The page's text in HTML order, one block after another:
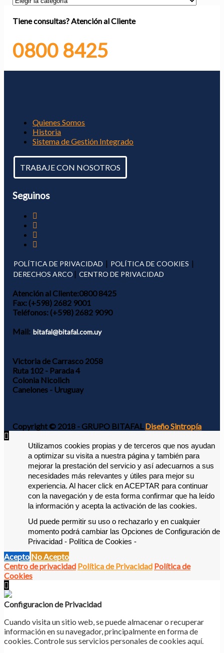
del
Sitio
Tiene consultas?Atención al Cliente
0800 8425
Quienes Somos
Historia
Sistema de Gestión Integrado
TRABAJE CON NOSOTROS
Seguinos
POLÍTICA DE PRIVACIDAD | POLÍTICA DE COOKIES |
DERECHOS ARCO | CENTRO DE PRIVACIDAD
Atención al Cliente:0800 8425
Fax:(+598) 2682 9001
Teléfonos:(+598) 2682 9090
Mail: bitafal@bitafal.com.uy
Victoria de Carrasco 2058
Ruta 102 - Parada 4
Colonia Nicolich
Canelones - Uruguay
Copyright © 2018 - GRUPO BITAFALDiseño Sintropía
Utilizamos cookies propias y de terceros que nos ayudan
a optimizar su visita a nuestra página y también para
mejorar la prestación del servicio y así adecuarnos a sus
necesidades más relevantes y útiles para mejor su
experiencia. Al hacer click en ACEPTAR para continuar
con la navegación y de esta forma confirmar que ha leído
la información y acepta la activación de las cookies.
Ud puede permitir su uso o rechazarlo y en cualquier
momento podrá cambiar las Opciones de Configuración de
Privacidad - Política de Cookies -
Acepto No Acepto
Centro de privacidad Política de Privacidad Política de
Cookies
Configuracion de Privacidad
Cuando visita un sitio web, se puede almacenar o recuperar
información en su navegador, principalmente en forma de
cookies. Controle sus servicios personales de cookies aquí.